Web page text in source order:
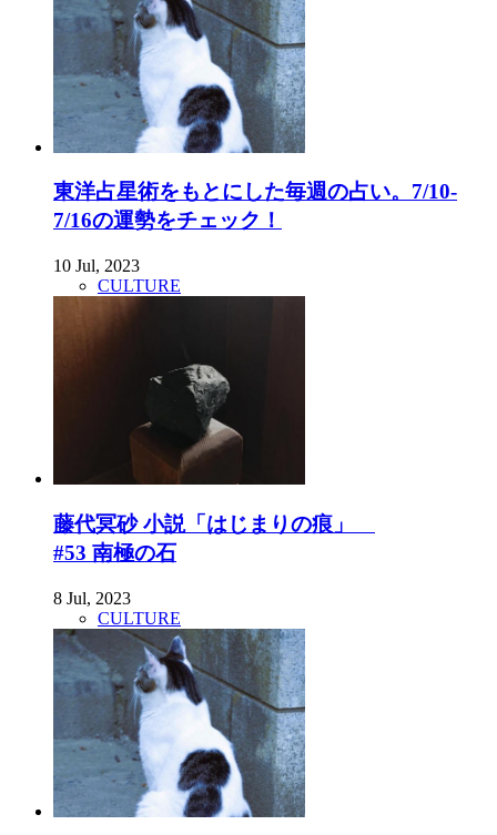
東洋占星術をもとにした毎週の占い。7/10-
7/16の運勢をチェック！
10 Jul, 2023
CULTURE
藤代冥砂 小説「はじまりの痕」
#53 南極の石
8 Jul, 2023
CULTURE